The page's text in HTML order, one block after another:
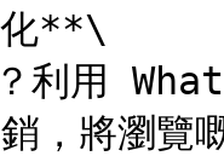
**\
，將瀏覽